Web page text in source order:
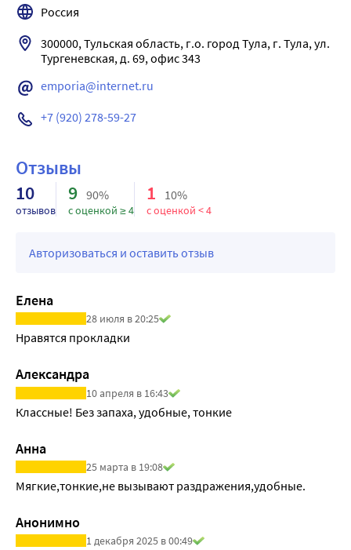
умеренных выделениях. Барьерные линии,
обеспечивают дополнительную защиту от протеканий.
Россия
300000, Тульская область, г.о. город Тула, г. Тула, ул.
Тургеневская, д. 69, офис 343
emporia@internet.ru
+7 (920) 278-59-27
Отзывы
10
отзывов
9 90%
с оценкой ≥ 4
1 10%
с оценкой < 4
Авторизоваться и оставить отзыв
Елена
28 июля в 20:25
Нравятся прокладки
Александра
10 апреля в 16:43
Классные! Без запаха, удобные, тонкие
Анна
25 марта в 19:08
Мягкие,тонкие,не вызывают раздражения,удобные.
Анонимно
1 декабря 2025 в 00:49